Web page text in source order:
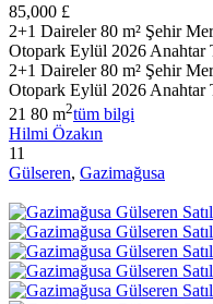
85,000 £
2+1 Daireler 80 m² Şehir
Otopark Eylül 2026 Anahtar
2+1 Daireler 80 m² Şehir
Otopark Eylül 2026 Anahtar
21 80 m2tüm bilgi
Hilmi Özakın
11
Gülseren, Gazimağusa